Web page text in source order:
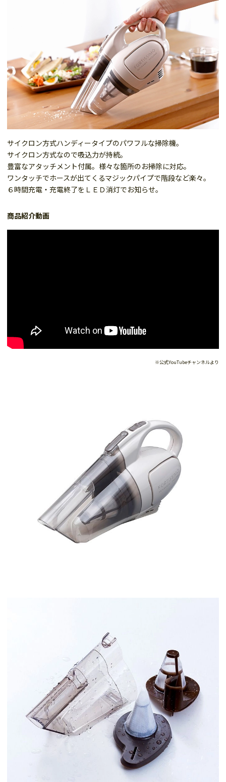
サイクロン方式ハンディータイプのパワフルな掃除機。
サイクロン方式なので吸込力が持続。
豊富なアタッチメント付属。様々な箇所のお掃除に対応。
ワンタッチでホースが出てくるマジックパイプで階段など楽々。
６時間充電・充電終了をＬＥＤ消灯でお知らせ。
商品紹介動画
※公式YouTubeチャンネルより